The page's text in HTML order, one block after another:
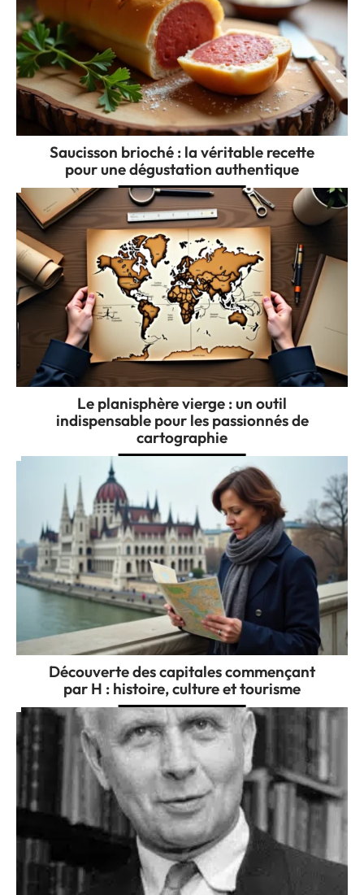
Saucisson brioché : la véritable recette
pour une dégustation authentique
Le planisphère vierge : un outil
indispensable pour les passionnés de
cartographie
Découverte des capitales commençant
par H : histoire, culture et tourisme